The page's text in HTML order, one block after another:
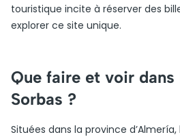
touristique incite à réserver des
explorer ce site unique.
Que faire et voir dans
Sorbas ?
Situées dans la province